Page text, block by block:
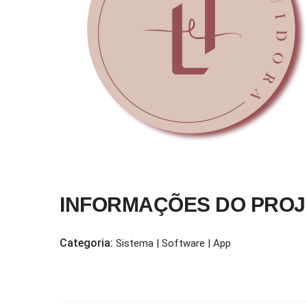
INFORMAÇÕES DO
Categoria: Sistema | Software | App